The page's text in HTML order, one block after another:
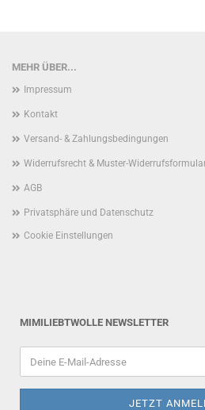
MEHR ÜBER...
Impressum
Kontakt
Versand- & Zahlungsbedingungen
Widerrufsrecht & Muster-
AGB
Privatsphäre und Datenschutz
Cookie Einstellungen
MIMILIEBTWOLLE NEWSLETTER